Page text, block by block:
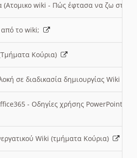
(Ατομικο wiki - Πώς έφτασα να ζω στην
από το wiki;
Κούρια)
σε διαδικασία δημιουργίας Wiki
- Οδηγίες χρήσης PowerPoint
Wiki (τμήματα Κούρια)